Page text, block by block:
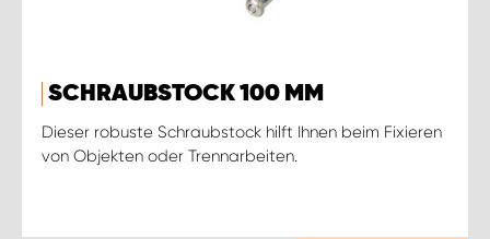
SCHRAUBSTOCK 100 MM
Dieser robuste Schraubstock hilft Ihnen beim Fixieren
von Objekten oder Trennarbeiten.